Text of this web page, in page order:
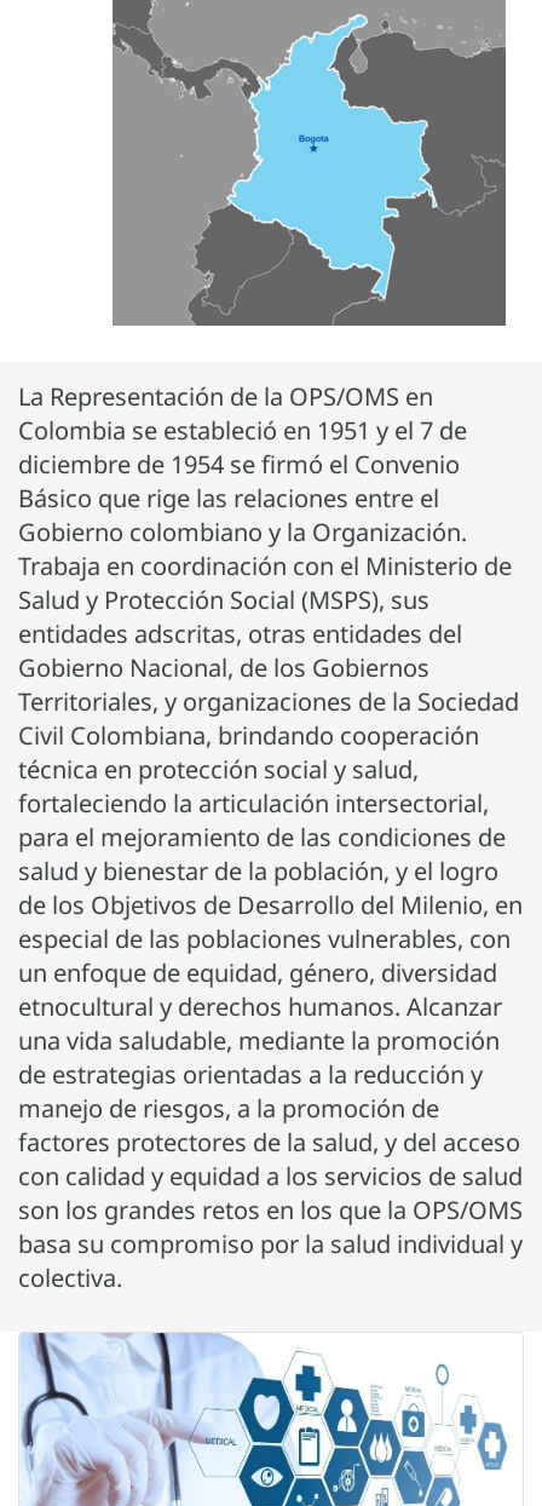
La Representación de la OPS/OMS en
Colombia se estableció en 1951 y el 7 de
diciembre de 1954 se firmó el Convenio
Básico que rige las relaciones entre el
Gobierno colombiano y la Organización.
Trabaja en coordinación con el Ministerio de
Salud y Protección Social (MSPS), sus
entidades adscritas, otras entidades del
Gobierno Nacional, de los Gobiernos
Territoriales, y organizaciones de la Sociedad
Civil Colombiana, brindando cooperación
técnica en protección social y salud,
fortaleciendo la articulación intersectorial,
para el mejoramiento de las condiciones de
salud y bienestar de la población, y el logro
de los Objetivos de Desarrollo del Milenio, en
especial de las poblaciones vulnerables, con
un enfoque de equidad, género, diversidad
etnocultural y derechos humanos. Alcanzar
una vida saludable, mediante la promoción
de estrategias orientadas a la reducción y
manejo de riesgos, a la promoción de
factores protectores de la salud, y del acceso
con calidad y equidad a los servicios de salud
son los grandes retos en los que la OPS/OMS
basa su compromiso por la salud individual y
colectiva.